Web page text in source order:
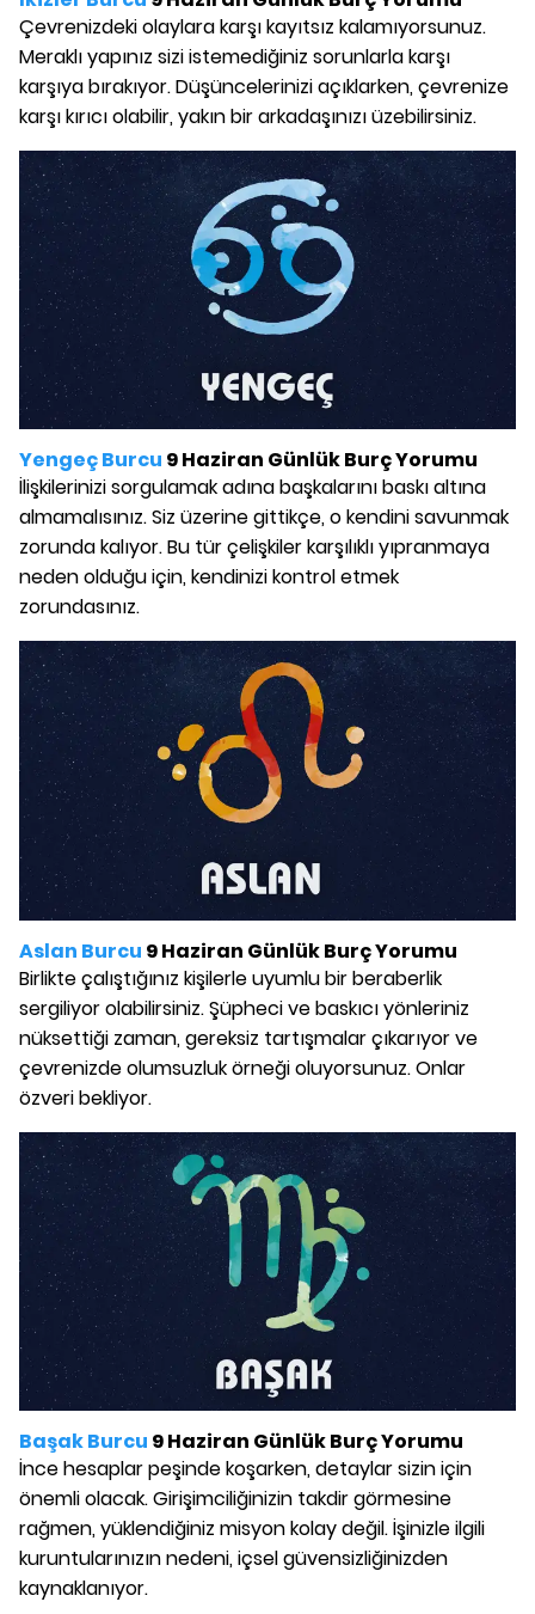
Çevrenizdeki olaylara karşı kayıtsız kalamıyorsunuz.
Meraklı yapınız sizi istemediğiniz sorunlarla karşı
karşıya bırakıyor. Düşüncelerinizi açıklarken, çevrenize
karşı kırıcı olabilir, yakın bir arkadaşınızı üzebilirsiniz.
Yengeç Burcu 9 Haziran Günlük Burç Yorumu
İlişkilerinizi sorgulamak adına başkalarını baskı altına
almamalısınız. Siz üzerine gittikçe, o kendini savunmak
zorunda kalıyor. Bu tür çelişkiler karşılıklı yıpranmaya
neden olduğu için, kendinizi kontrol etmek
zorundasınız.
Aslan Burcu 9 Haziran Günlük Burç Yorumu
Birlikte çalıştığınız kişilerle uyumlu bir beraberlik
sergiliyor olabilirsiniz. Şüpheci ve baskıcı yönleriniz
nüksettiği zaman, gereksiz tartışmalar çıkarıyor ve
çevrenizde olumsuzluk örneği oluyorsunuz. Onlar
özveri bekliyor.
Başak Burcu 9 Haziran Günlük Burç Yorumu
İnce hesaplar peşinde koşarken, detaylar sizin için
önemli olacak. Girişimciliğinizin takdir görmesine
rağmen, yüklendiğiniz misyon kolay değil. İşinizle ilgili
kuruntularınızın nedeni, içsel güvensizliğinizden
kaynaklanıyor.